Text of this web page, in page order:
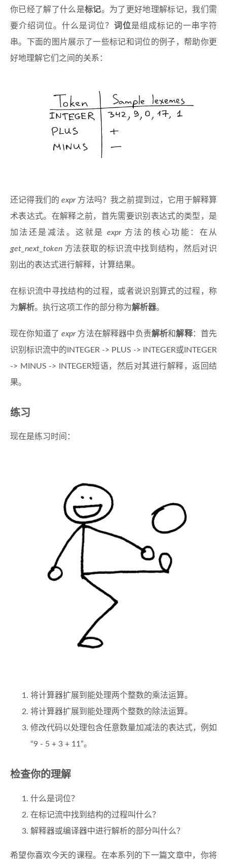
你已经了解了什么是标记。为了更好地理解标记，我们需
要介绍词位。什么是词位？ 词位是组成标记的一串字符
串。下面的图片展示了一些标记和词位的例子，帮助你更
好地理解它们之间的关系：
还记得我们的expr方法吗？我之前提到过，它用于解释算
术表达式。在解释之前，首先需要识别表达式的类型，是
加法还是减法。这就是expr方法的核心功能：在从
get_next_token 方法获取的标识流中找到结构，然后对识
别出的表达式进行解释，计算结果。
在标识流中寻找结构的过程，或者说识别算式的过程，称
为解析。执行这项工作的部分称为解析器。
现在你知道了expr方法在解释器中负责解析和解释：首先
识别标识流中的INTEGER -> PLUS -> INTEGER或INTEGER
-> MINUS -> INTEGER短语，然后对其进行解释，返回结
果。
练习
现在是练习时间：
将计算器扩展到能处理两个整数的乘法运算。
将计算器扩展到能处理两个整数的除法运算。
修改代码以处理包含任意数量加减法的表达式，例如
“9 - 5 + 3 + 11”。
检查你的理解
什么是词位？
在标记流中找到结构的过程叫什么？
解释器或编译器中进行解析的部分叫什么？
希望你喜欢今天的课程。在本系列的下一篇文章中，你将